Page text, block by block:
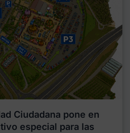
Ciudadana pone en
especial para las